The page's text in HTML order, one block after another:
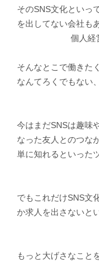
そのSNS文化といっ
を出してない会社も
個人経
そんなとこで働きた
なんてろくでもない
今はまだSNSは趣味
なった友人とのつな
単に知れるといった
でもこれだけSNS文
か求人を出さないと
もっと大げさなこと